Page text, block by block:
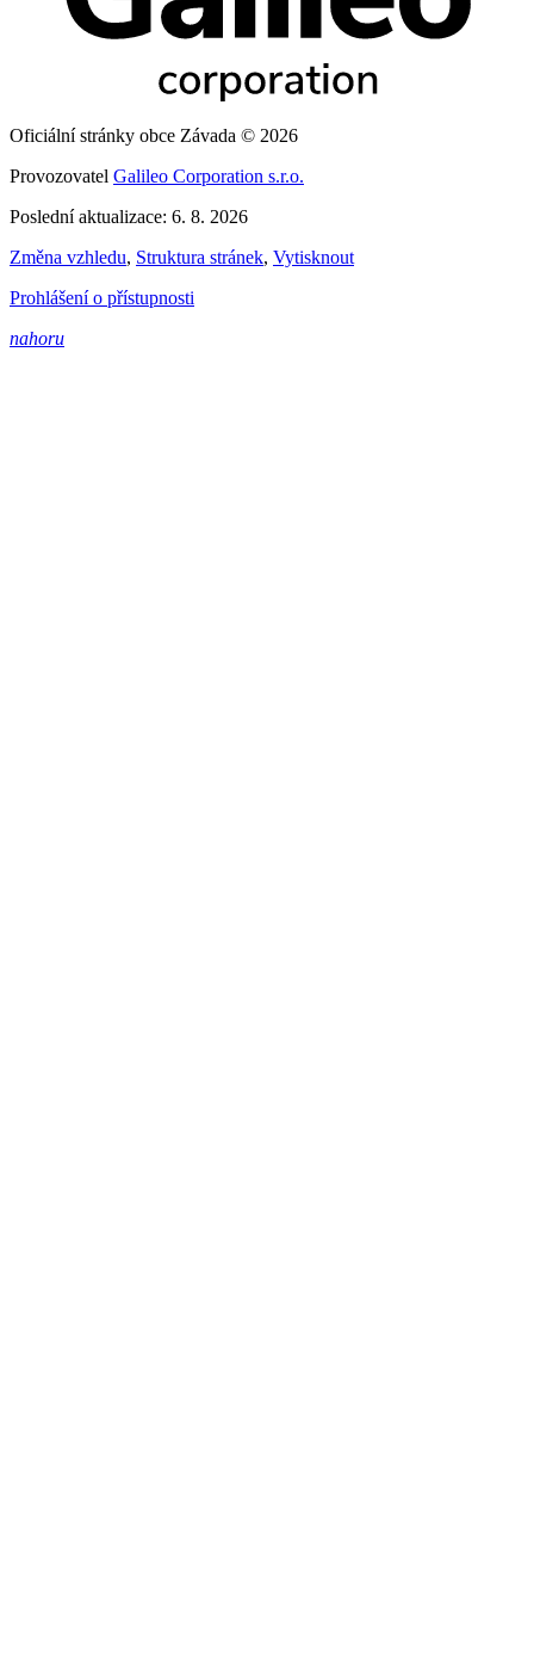
Oficiální stránky obce Závada © 2026
Provozovatel Galileo Corporation s.r.o.
Poslední aktualizace: 6. 8. 2026
Změna vzhledu, Struktura stránek, Vytisknout
Prohlášení o přístupnosti
nahoru